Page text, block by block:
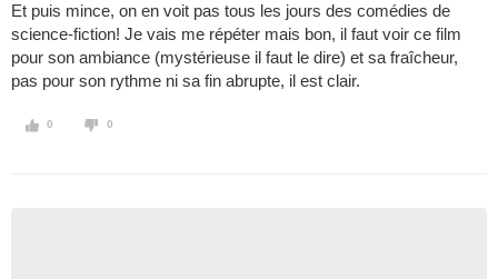
Et puis mince, on en voit pas tous les jours des comédies de
science-fiction! Je vais me répéter mais bon, il faut voir ce film
pour son ambiance (mystérieuse il faut le dire) et sa fraîcheur,
pas pour son rythme ni sa fin abrupte, il est clair.
0 0